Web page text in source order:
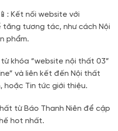
📱: Kết nối website với
tăng tương tác, như cách Nội
phẩm.
từ khóa “website nội thất 03”
và liên kết đến Nội thất
hoặc Tin tức giới thiệu.
từ Báo Thanh Niên để cập
hot nhất.